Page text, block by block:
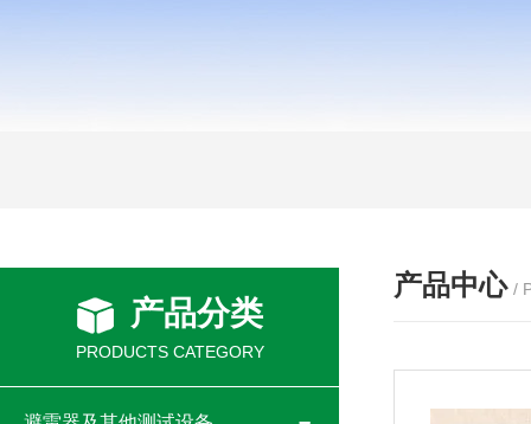
产品分类
PRODUCTS CATEGORY
产品中心 /